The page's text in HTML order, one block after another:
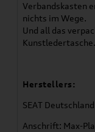
Verbandskasten
nichts im Wege.
Und all das
Kunstledertasche.
Herstellers:
SEAT
Anschrift: Max-